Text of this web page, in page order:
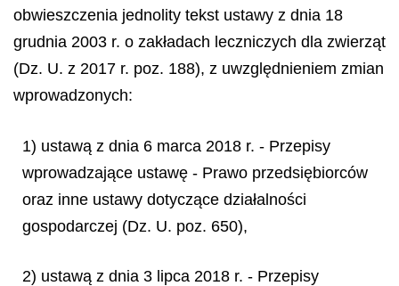
obwieszczenia jednolity tekst ustawy z dnia 18
grudnia 2003 r. o zakładach leczniczych dla zwierząt
(Dz. U. z 2017 r. poz. 188), z uwzględnieniem zmian
wprowadzonych:
1) ustawą z dnia 6 marca 2018 r. - Przepisy
wprowadzające ustawę - Prawo przedsiębiorców
oraz inne ustawy dotyczące działalności
gospodarczej (Dz. U. poz. 650),
2) ustawą z dnia 3 lipca 2018 r. - Przepisy